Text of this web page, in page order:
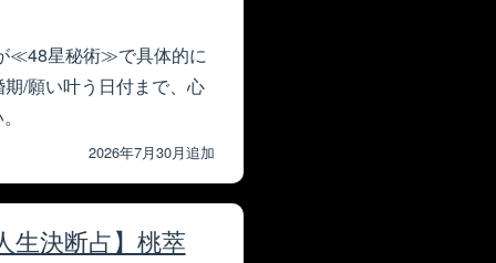
≪48星秘術≫で具体的に
/願い叶う日付まで、心
2026年7月30月追加
生決断占】桃萃